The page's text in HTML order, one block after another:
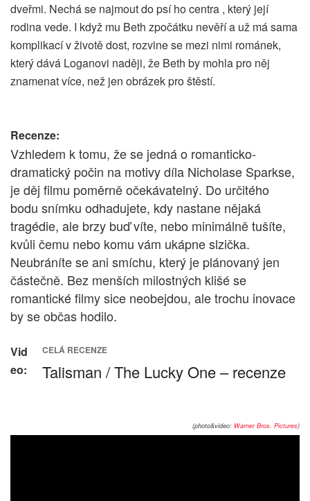
dveřmi. Nechá se najmout do psí ho centra , který její
rodina vede. I když mu Beth zpočátku nevěří a už má sama
komplikací v životě dost, rozvine se mezi nimi románek,
který dává Loganovi naději, že Beth by mohla pro něj
znamenat více, než jen obrázek pro štěstí.
Recenze:
Vzhledem k tomu, že se jedná o romanticko-
dramatický počin na motivy díla Nicholase Sparkse,
je děj filmu poměrně očekávatelný. Do určitého
bodu snímku odhadujete, kdy nastane nějaká
tragédie, ale brzy buď víte, nebo minimálně tušíte,
kvůli čemu nebo komu vám ukápne slzička.
Neubráníte se ani smíchu, který je plánovaný jen
částečně. Bez menších milostných klišé se
romantické filmy sice neobejdou, ale trochu inovace
by se občas hodilo.
CELÁ RECENZE
Talisman / The Lucky One – recenze
(photo&video: Warner Bros. Pictures)
Vid
eo: